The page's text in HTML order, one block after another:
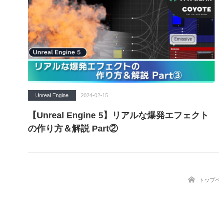
Unreal Engine 2024-02-15
【Unreal Engine 5】リアルな爆発エフェクト
の作り方＆解説 Part②
トップ